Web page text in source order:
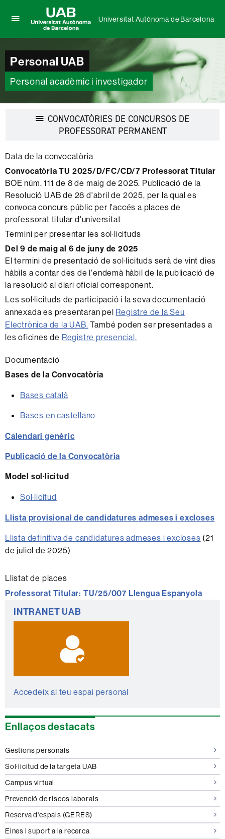
per
desplegar
el
menú
de
Universitat
Barcelona
Autònoma
de
Universitat Autònoma de Barcelona
Personal UAB
Personal acadèmic i investigador
CONVOCATÒRIES DE CONCURSOS DE
PROFESSORAT PERMANENTDesplegar
Data de la convocatòria
Convocatòria TU 2025/D/FC/CD/7 Professorat Titular
BOE núm. 111 de 8 de maig de 2025. Publicació de la
Resolució UAB de 28 d'abril de 2025, per la qual es
convoca concurs públic per l'accés a places de
professorat titular d'universitat
Termini per presentar les sol·licituds
Del 9 de maig al 6 de juny de 2025
El termini de presentació de sol·licituds serà de vint dies
hàbils a contar des de l'endemà hàbil de la publicació de
la resolució al diari oficial corresponent.
Les sol·licituds de participació i la seva documentació
annexada es presentaran pel Registre de la Seu
Electrònica de la UAB. També poden ser presentades a
les oficines de Registre presencial.
Documentació
Bases de la Convocatòria
Bases català
Bases en castellano
Calendari genèric
Publicació de la Convocatòria
Model sol·licitud
Sol·licitud
Llista provisional de candidatures admeses i excloses
Llista definitiva de candidatures admeses i excloses (21
de juliol de 2025)
Llistat de places
Professorat Titular: TU/25/007 Llengua Espanyola
Informació
complementària
INTRANET UAB
Accedeix al teu espai personal
Enllaços destacats
Gestions personals
Sol·licitud de la targeta UAB
Campus virtual
Prevenció de riscos laborals
Reserva d'espais (GERES)
Eines i suport a la recerca